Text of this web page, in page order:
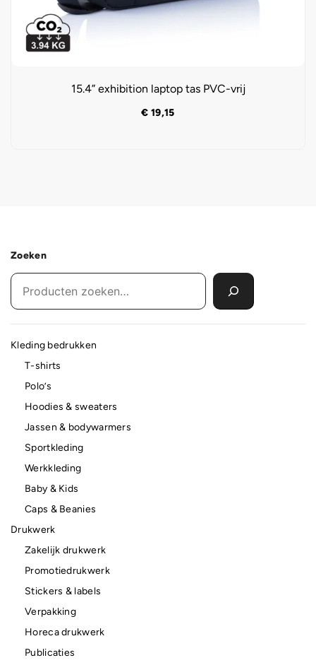
15.4” exhibition laptop tas PVC-vrij
€ 19,15
Zoeken
Kleding bedrukken
T-shirts
Polo’s
Hoodies & sweaters
Jassen & bodywarmers
Sportkleding
Werkkleding
Baby & Kids
Caps & Beanies
Drukwerk
Zakelijk drukwerk
Promotiedrukwerk
Stickers & labels
Verpakking
Horeca drukwerk
Publicaties